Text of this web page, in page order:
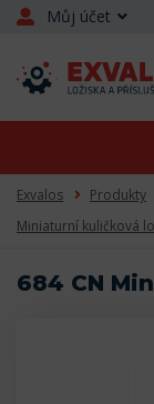
Můj účet
Exvalos Produkty
Miniaturní kuličková
684 CN